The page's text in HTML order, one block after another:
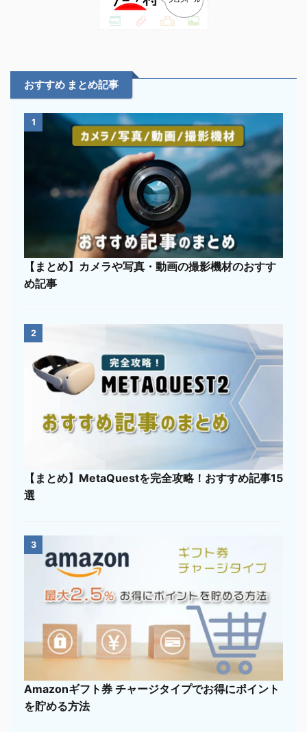
おすすめ まとめ記事
1
【まとめ】カメラや写真・動画の撮影機材のおすす
め記事
2
【まとめ】MetaQuestを完全攻略！おすすめ記事15
選
3
Amazonギフト券 チャージタイプでお得にポイント
を貯める方法